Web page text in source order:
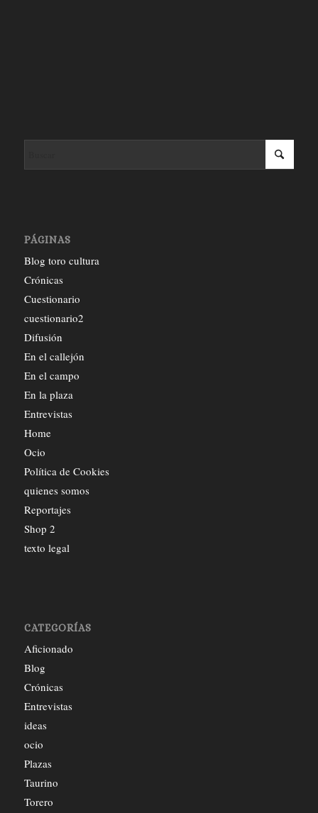
PÁGINAS
Blog toro cultura
Crónicas
Cuestionario
cuestionario2
Difusión
En el callejón
En el campo
En la plaza
Entrevistas
Home
Ocio
Política de Cookies
quienes somos
Reportajes
Shop 2
texto legal
CATEGORÍAS
Aficionado
Blog
Crónicas
Entrevistas
ideas
ocio
Plazas
Taurino
Torero